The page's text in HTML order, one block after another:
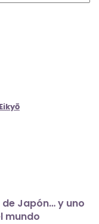
Japón… y uno
mundo